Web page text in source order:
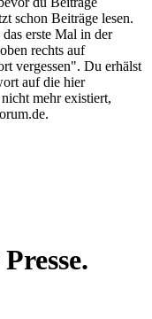
schon Beiträge lesen.
erste Mal in der
rechts auf
vergessen". Du erhälst
auf die hier
mehr existiert,